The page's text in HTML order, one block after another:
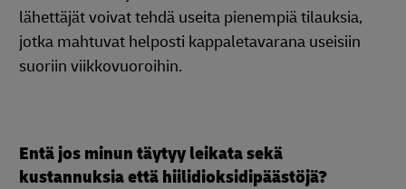
lähettäjät voivat tehdä useita pienempiä tilauksia,
jotka mahtuvat helposti kappaletavarana useisiin
suoriin viikkovuoroihin.
Entä jos minun täytyy leikata sekä
kustannuksia että hiilidioksidipäästöjä?